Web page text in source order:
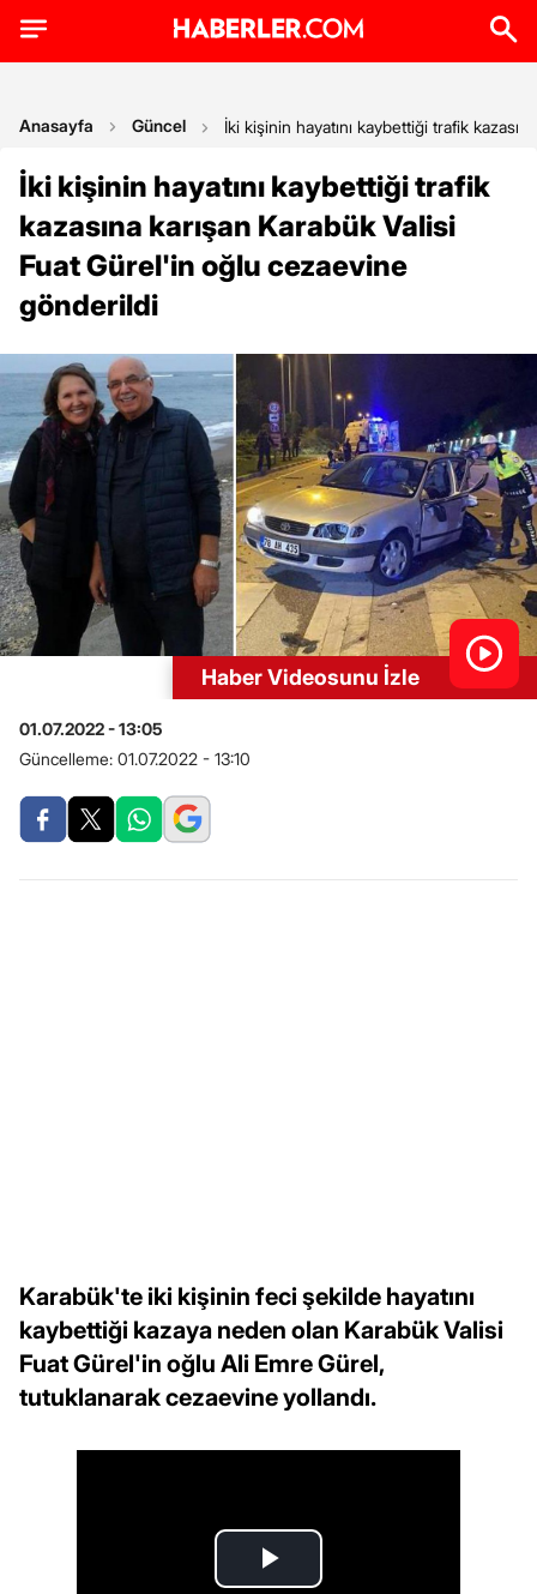
Anasayfa Güncel İki kişinin hayatını kaybettiği trafik
İki kişinin hayatını kaybettiği trafik
kazasına karışan Karabük Valisi
Fuat Gürel'in oğlu cezaevine
gönderildi
Haber Videosunu İzle
01.07.2022 - 13:05
Güncelleme: 01.07.2022 - 13:10
Karabük'te iki kişinin feci şekilde hayatını
kaybettiği kazaya neden olan Karabük Valisi
Fuat Gürel'in oğlu Ali Emre Gürel,
tutuklanarak cezaevine yollandı.